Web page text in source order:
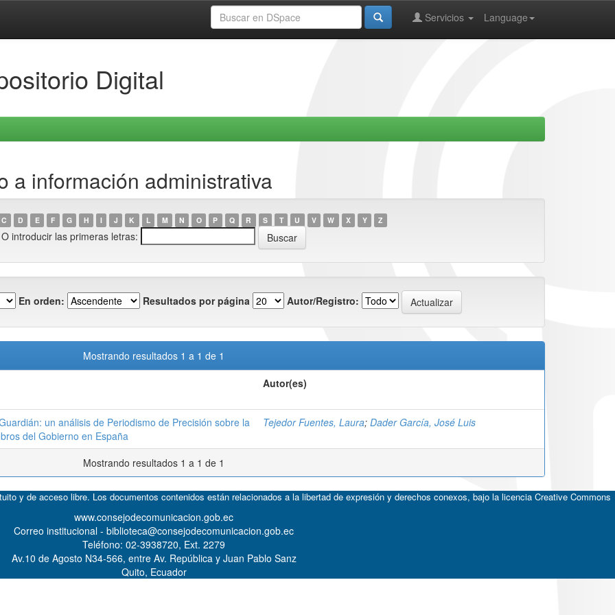
Language
Servicios
Digital
a información administrativa
C D E F G H I J K L M N O P Q R S T U V W X Y Z
O introducir las primeras letras:
En orden: Resultados por página Autor/Registro:
Mostrando resultados 1 a 1 de 1
Autor(es)
un análisis de Periodismo de Precisión sobre la
del Gobierno en España
Tejedor Fuentes, Laura; Dader García, José Luis
Mostrando resultados 1 a 1 de 1
y de acceso libre. Los documentos contenidos están relacionados a la libertad de expresión y derechos conexos, bajo la licencia Creative Commons
www.consejodecomunicacion.gob.ec
Correo institucional - biblioteca@consejodecomunicacion.gob.ec
Teléfono: 02-3938720, Ext. 2279
Av.10 de Agosto N34-566, entre Av. República y Juan Pablo Sanz
Quito, Ecuador